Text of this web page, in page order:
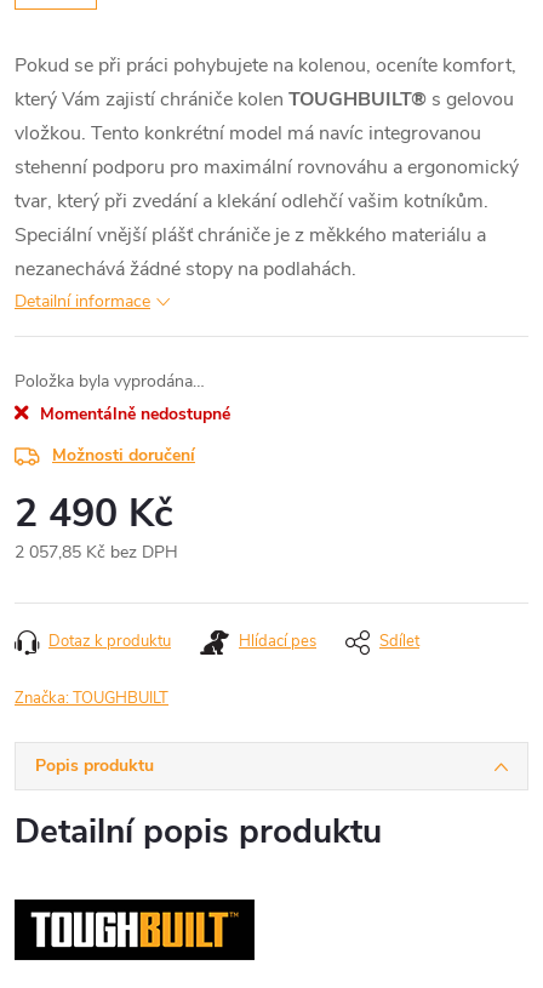
Pokud se při práci pohybujete na kolenou, oceníte komfort,
který Vám zajistí chrániče kolen TOUGHBUILT® s gelovou
vložkou. Tento konkrétní model má navíc integrovanou
stehenní podporu pro maximální rovnováhu a ergonomický
tvar, který při zvedání a klekání odlehčí vašim kotníkům.
Speciální vnější plášť chrániče je z měkkého materiálu a
nezanechává žádné stopy na podlahách.
Detailní informace
Položka byla vyprodána…
Momentálně nedostupné
Možnosti doručení
2 490 Kč
2 057,85 Kč bez DPH
cena:
Dotaz k produktu Hlídací pes Sdílet
Značka:TOUGHBUILT
Popis produktu
Detailní popis produktu